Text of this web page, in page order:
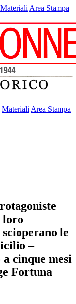
Materiali Area Stampa
Materiali Area Stampa
loro
le
–
cinque mesi
Fortuna